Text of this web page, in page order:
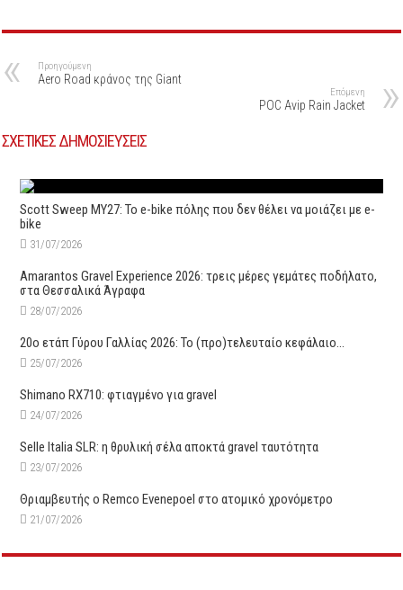
Προηγούμενη
Aero Road κράνος της Giant
Επόμενη
POC Avip Rain Jacket
ΣΧΕΤΙΚΕΣ ΔΗΜΟΣΙΕΥΣΕΙΣ
Scott Sweep MY27: Το e-bike πόλης που δεν θέλει να μοιάζει με e-
bike
31/07/2026
Amarantos Gravel Experience 2026: τρεις μέρες γεμάτες ποδήλατο,
στα Θεσσαλικά Άγραφα
28/07/2026
20ο ετάπ Γύρου Γαλλίας 2026: Το (προ)τελευταίο κεφάλαιο…
25/07/2026
Shimano RX710: φτιαγμένο για gravel
24/07/2026
Selle Italia SLR: η θρυλική σέλα αποκτά gravel ταυτότητα
23/07/2026
Θριαμβευτής ο Remco Evenepoel στο ατομικό χρονόμετρο
21/07/2026